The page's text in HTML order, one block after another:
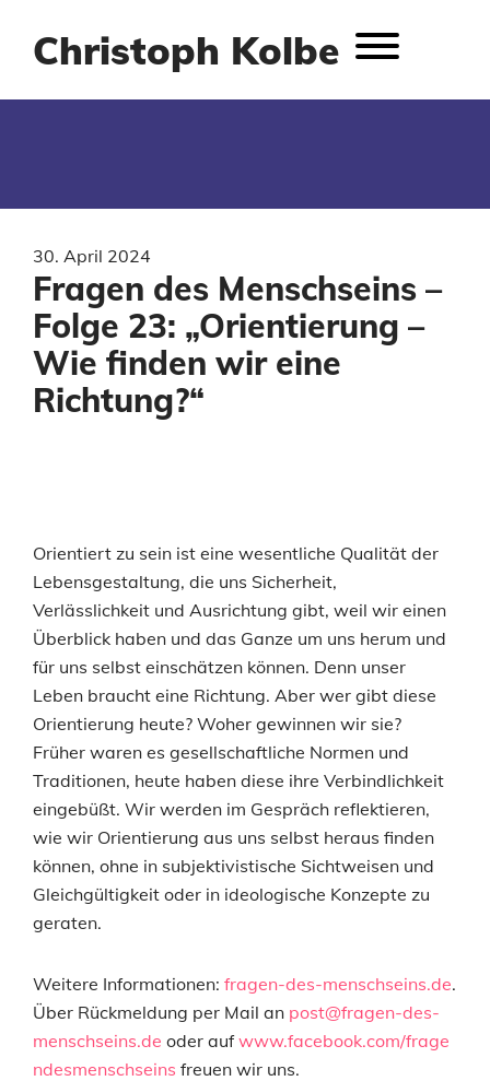
Christoph Kolbe
30. April 2024
Fragen des Menschseins –
Folge 23: „Orientierung –
Wie finden wir eine
Richtung?“
Orientiert zu sein ist eine wesentliche Qualität der
Lebensgestaltung, die uns Sicherheit,
Verlässlichkeit und Ausrichtung gibt, weil wir einen
Überblick haben und das Ganze um uns herum und
für uns selbst einschätzen können. Denn unser
Leben braucht eine Richtung. Aber wer gibt diese
Orientierung heute? Woher gewinnen wir sie?
Früher waren es gesellschaftliche Normen und
Traditionen, heute haben diese ihre Verbindlichkeit
eingebüßt. Wir werden im Gespräch reflektieren,
wie wir Orientierung aus uns selbst heraus finden
können, ohne in subjektivistische Sichtweisen und
Gleichgültigkeit oder in ideologische Konzepte zu
geraten.
Weitere Informationen: fragen-des-menschseins.de.
Über Rückmeldung per Mail an post@fragen-des-
menschseins.de oder aufwww.facebook.com/frage
ndesmenschseins freuen wir uns.